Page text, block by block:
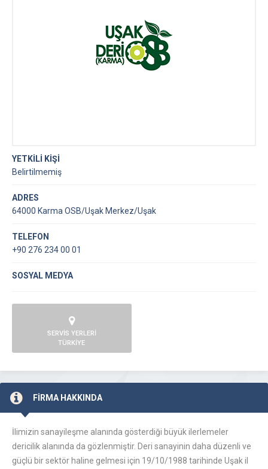
YETKİLİ KİŞİ
Belirtilmemiş
ADRES
64000 Karma OSB/Uşak Merkez/Uşak
TELEFON
+90 276 234 00 01
SOSYAL MEDYA
SERVİS YERLERİ
TÜRKİYE
FİRMA HAKKINDA
İlimizin sanayileşme alanında gösterdiği büyük ilerlemeler
dericilik alanında da gözlenmiştir. Deri sanayinin daha düzenli ve
güçlü bir sektör haline gelmesi için 19/10/1988 tarihinde Uşak il